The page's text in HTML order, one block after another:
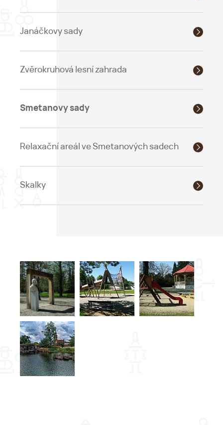
Janáčkovy sady
Zvěrokruhová lesní zahrada
Smetanovy sady
Relaxační areál ve Smetanových sadech
Skalky